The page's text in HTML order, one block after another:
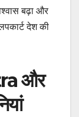
बढ़ा और
देश की
और